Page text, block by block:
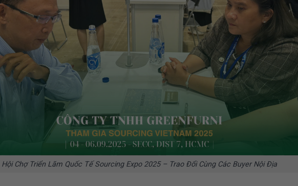
Hội Chợ Triển Lãm Quốc Tế Sourcing Expo 2025 – Trao Đổi Cùng Các Buyer Nội Địa